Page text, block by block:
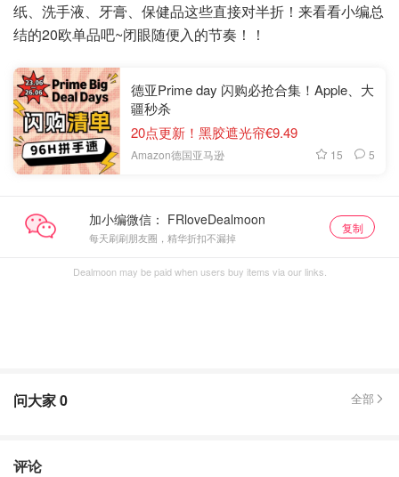
纸、洗手液、牙膏、保健品这些直接对半折！来看看小编总
结的20欧单品吧~闭眼随便入的节奏！！
德亚Prime day 闪购必抢合集！Apple、大
疆秒杀
20点更新！黑胶遮光帘€9.49
Amazon德国亚马逊 15 5
加小编微信：
每天刷刷朋友圈，精华折扣不漏掉
复制
Dealmoon may be paid when users buy items via our links.
问大家0 全部
评论